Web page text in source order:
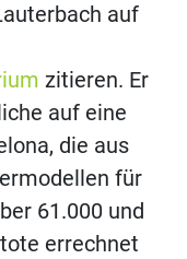
auf
zitieren. Er
auf eine
die aus
für
61.000 und
errechnet